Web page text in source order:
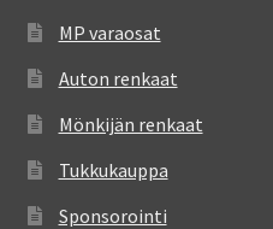
MP varaosat
Auton renkaat
Mönkijän renkaat
Tukkukauppa
Sponsorointi